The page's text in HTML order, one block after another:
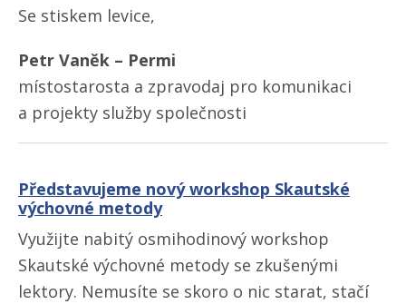
Se stiskem levice,
Petr Vaněk – Permi
místostarosta a zpravodaj pro komunikaci
a projekty služby společnosti
Představujeme nový workshop Skautské
výchovné metody
Využijte nabitý osmihodinový workshop
Skautské výchovné metody se zkušenými
lektory. Nemusíte se skoro o nic starat, stačí